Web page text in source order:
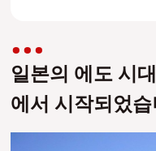
일본의 에도 시
에서 시작되었